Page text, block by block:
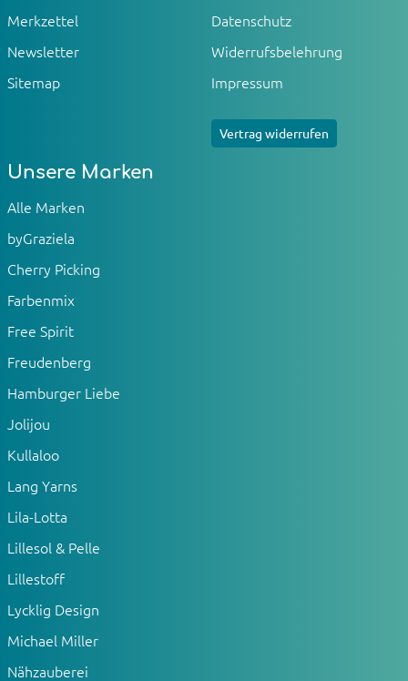
Merkzettel
Newsletter
Sitemap
Datenschutz
Widerrufsbelehrung
Impressum
Vertrag widerrufen
Unsere Marken
Alle Marken
byGraziela
Cherry Picking
Farbenmix
Free Spirit
Freudenberg
Hamburger Liebe
Jolijou
Kullaloo
Lang Yarns
Lila-Lotta
Lillesol & Pelle
Lillestoff
Lycklig Design
Michael Miller
Nähzauberei